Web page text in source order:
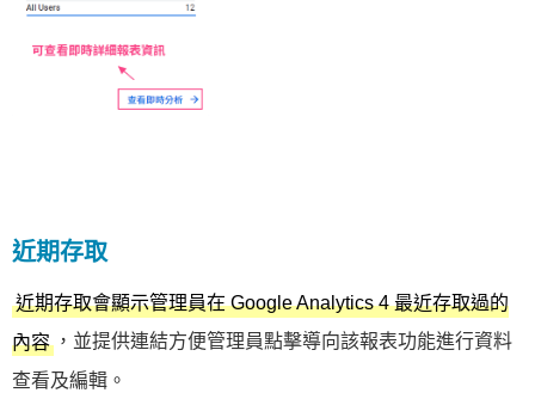
近期存取
近期存取會顯示管理員在 Google Analytics 4 最近存取過的
內容 ，並提供連結方便管理員點擊導向該報表功能進行資料
查看及編輯。